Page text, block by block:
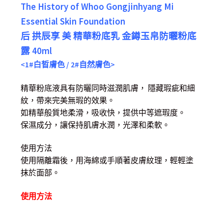
The History of Whoo Gongjinhyang Mi
Essential Skin Foundation
后 拱辰享 美 精華粉底乳 金鐏玉帛防曬粉底
露 40ml
<1#白晳膚色 / 2#自然膚色>
精華粉底液具有防曬同時滋潤肌膚， 隱藏瑕疵和細
紋，帶來完美無瑕的效果。
如精華般質地柔滑，吸收快，提供中等遮瑕度。
保濕成分，讓保持肌膚水潤，光澤和柔軟。
使用方法
使用隔離霜後，用海綿或手順著皮膚紋理，輕輕塗
抹於面部。
使用方法